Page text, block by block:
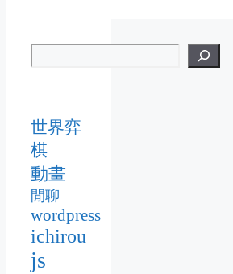
世界弈
棋
動畫
閒聊
wordpress
ichirou
js